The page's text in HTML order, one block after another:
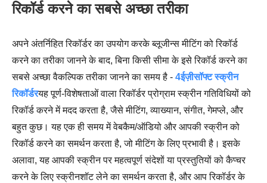
रिकॉर्ड करने का सबसे अच्छा तरीका
अपने अंतर्निहित रिकॉर्डर का उपयोग करके ब्लूजीन्स मीटिंग को रिकॉर्ड
करने का तरीका जानने के बाद, बिना किसी सीमा के इसे रिकॉर्ड करने का
सबसे अच्छा वैकल्पिक तरीका जानने का समय है - 4ईज़ीसॉफ्ट स्क्रीन
रिकॉर्डरयह पूर्ण-विशेषताओं वाला रिकॉर्डर प्रोग्राम स्क्रीन गतिविधियों को
रिकॉर्ड करने में मदद करता है, जैसे मीटिंग, व्याख्यान, संगीत, गेमप्ले, और
बहुत कुछ। यह एक ही समय में वेबकैम/ऑडियो और आपकी स्क्रीन को
रिकॉर्ड करने का समर्थन करता है, जो मीटिंग के लिए प्रभावी है। इसके
अलावा, यह आपकी स्क्रीन पर महत्वपूर्ण संदेशों या प्रस्तुतियों को कैप्चर
करने के लिए स्क्रीनशॉट लेने का समर्थन करता है, और आप रिकॉर्डर के